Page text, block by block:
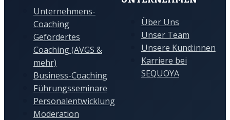
Unternehmens-
Coaching
Gefördertes
Coaching (AVGS &
mehr)
Business-Coaching
Führungsseminare
Personalentwicklung
Moderation
Über Uns
Unser Team
Unsere Kund:innen
Karriere bei
SEQUOYA